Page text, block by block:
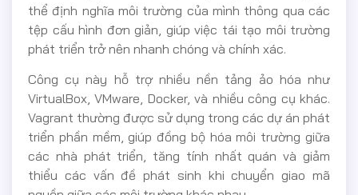
thể định nghĩa môi trường của mình thông qua các
tệp cấu hình đơn giản, giúp việc tái tạo môi trường
phát triển trở nên nhanh chóng và chính xác.
Công cụ này hỗ trợ nhiều nền tảng ảo hóa như
VirtualBox, VMware, Docker, và nhiều công cụ khác.
Vagrant thường được sử dụng trong các dự án phát
triển phần mềm, giúp đồng bộ hóa môi trường giữa
các nhà phát triển, tăng tính nhất quán và giảm
thiểu các vấn đề phát sinh khi chuyển giao mã